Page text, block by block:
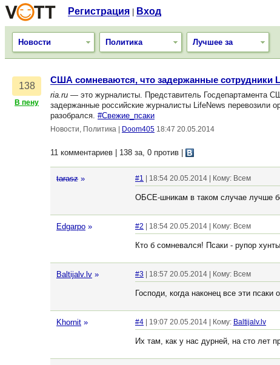
Регистрация Вход
Новости Политика Лучшее за
138
В пену
США сомневаются, что задержанные сотрудники
ria.ru — это журналисты. Представитель Госдепартамента
задержанные российские журналисты LifeNews перевозили
разобрался. #Свежие_псаки
Новости, Политика Doom405 18:47 20.05.2014
11 комментариев | 138 за, 0 против
tarasz » #1 | 18:54 20.05.2014 | Кому: Всем
ОБСЕ-шникам в таком случае лучше
Edgarpo » #2 | 18:54 20.05.2014 | Кому: Всем
Кто б сомневался! Псаки - рупор
Baltijalv.lv » #3 | 18:57 20.05.2014 | Кому: Всем
Господи, когда наконец все эти псаки
Khornit » #4 | 19:07 20.05.2014 | Кому: Baltijalv.lv
Их там, как у нас дурней, на сто лет